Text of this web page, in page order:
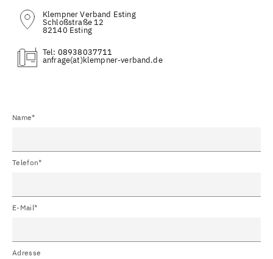
Klempner Verband Esting
Schloßstraße 12
82140 Esting
Tel: 08938037711
(at)
Name*
Telefon*
E-Mail*
Adresse